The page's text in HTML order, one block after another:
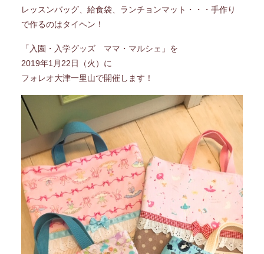
レッスンバッグ、給食袋、ランチョンマット・・・手作り
で作るのはタイヘン！
「入園・入学グッズ ママ・マルシェ」を
2019年1月22日（火）に
フォレオ大津一里山で開催します！